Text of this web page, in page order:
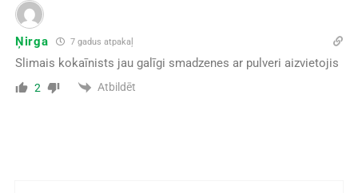
Ņirga 7 gadus atpakaļ
Slimais kokaīnists jau galīgi smadzenes ar pulveri aizvietojis
2 Atbildēt